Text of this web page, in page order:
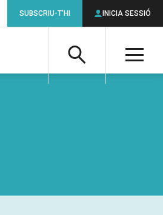
Cerca
SUBSCRIU-T'HI INICIA SESSIÓ